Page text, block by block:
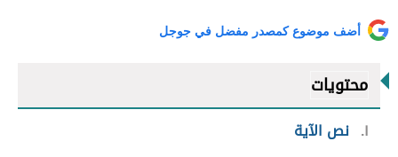
أضف موضوع كمصدر مفضل في جوجل
محتويات
١ نص الآية